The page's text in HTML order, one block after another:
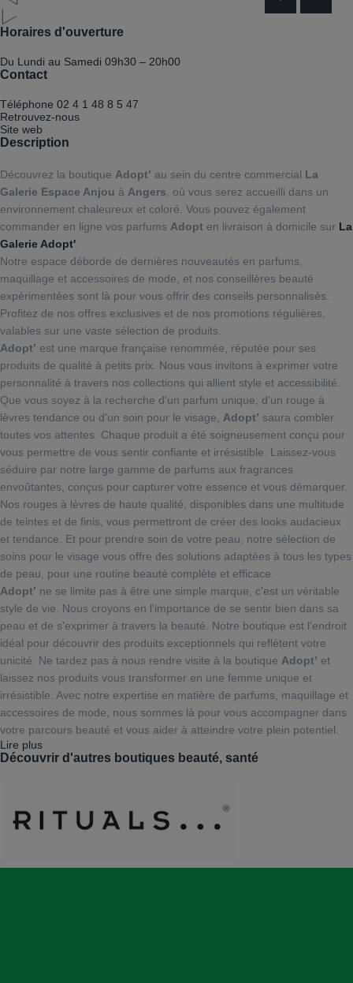
Horaires d'ouverture
Du Lundi au Samedi 09h30 – 20h00
Contact
Téléphone 02 4 1 48 8 5 47
Retrouvez-nous
Site web
Description
Découvrez la boutique Adopt’ au sein du centre commercial La
Galerie Espace Anjou à Angers , où vous serez accueilli dans un
environnement chaleureux et coloré. Vous pouvez également
commander en ligne vos parfums Adopt en livraison à domicile sur La
Galerie Adopt'
Notre espace déborde de dernières nouveautés en parfums,
maquillage et accessoires de mode, et nos conseillères beauté
expérimentées sont là pour vous offrir des conseils personnalisés.
Profitez de nos offres exclusives et de nos promotions régulières,
valables sur une vaste sélection de produits.
Adopt’ est une marque française renommée, réputée pour ses
produits de qualité à petits prix. Nous vous invitons à exprimer votre
personnalité à travers nos collections qui allient style et accessibilité.
Que vous soyez à la recherche d'un parfum unique, d'un rouge à
lèvres tendance ou d'un soin pour le visage, Adopt’ saura combler
toutes vos attentes. Chaque produit a été soigneusement conçu pour
vous permettre de vous sentir confiante et irrésistible. Laissez-vous
séduire par notre large gamme de parfums aux fragrances
envoûtantes, conçus pour capturer votre essence et vous démarquer.
Nos rouges à lèvres de haute qualité, disponibles dans une multitude
de teintes et de finis, vous permettront de créer des looks audacieux
et tendance. Et pour prendre soin de votre peau, notre sélection de
soins pour le visage vous offre des solutions adaptées à tous les types
de peau, pour une routine beauté complète et efficace.
Adopt’ ne se limite pas à être une simple marque, c'est un véritable
style de vie. Nous croyons en l'importance de se sentir bien dans sa
peau et de s'exprimer à travers la beauté. Notre boutique est l'endroit
idéal pour découvrir des produits exceptionnels qui reflètent votre
unicité. Ne tardez pas à nous rendre visite à la boutique Adopt’ et
laissez nos produits vous transformer en une femme unique et
irrésistible. Avec notre expertise en matière de parfums, maquillage et
accessoires de mode, nous sommes là pour vous accompagner dans
votre parcours beauté et vous aider à atteindre votre plein potentiel.
Lire plus
Découvrir d'autres boutiques beauté, santé